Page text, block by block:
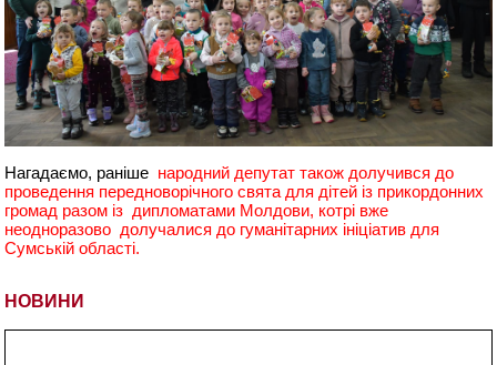
НОВИНИ
Нагадаємо, раніше народний депутат також долучився до
проведення передноворічного свята для дітей із прикордонних
громад разом із дипломатами Молдови, котрі вже
неодноразово долучалися до гуманітарних ініціатив для
Сумській області.